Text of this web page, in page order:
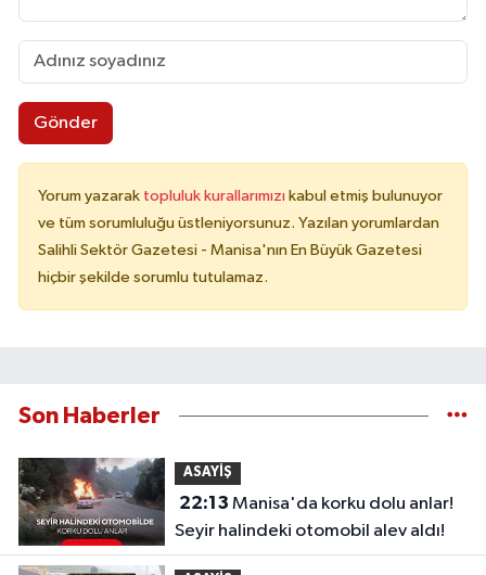
Gönder
Yorum yazarak topluluk kurallarımızı kabul etmiş bulunuyor
ve tüm sorumluluğu üstleniyorsunuz. Yazılan yorumlardan
Salihli Sektör Gazetesi - Manisa'nın En Büyük Gazetesi
hiçbir şekilde sorumlu tutulamaz.
Son Haberler
ASAYİŞ
22:13
Seyir halindeki otomobil alev aldı!